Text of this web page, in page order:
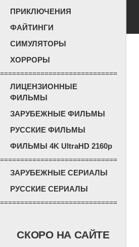
ПРИКЛЮЧЕНИЯ
ФАЙТИНГИ
СИМУЛЯТОРЫ
ХОРРОРЫ
=============================
ЛИЦЕНЗИОННЫЕ
ФИЛЬМЫ
ЗАРУБЕЖНЫЕ ФИЛЬМЫ
РУССКИЕ ФИЛЬМЫ
ФИЛЬМЫ 4K UltraHD 2160p
=============================
ЗАРУБЕЖНЫЕ СЕРИАЛЫ
РУССКИЕ СЕРИАЛЫ
=============================
СКОРО НА САЙТЕ